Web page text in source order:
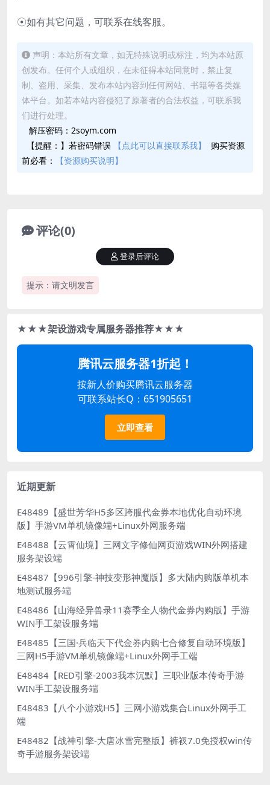
☉如有其它问题，可联系在线客服。
声明：本站所有文章，如无特殊说明或标注，均为本站原
创发布。任何个人或组织，在未征得本站同意时，禁止复
制、盗用、采集、发布本站内容到任何网站、书籍等各类媒
体平台。如若本站内容侵犯了原著者的合法权益，可联系我
们进行处理。
解压密码：2soym.com
【提醒：】若密码错误
【点此可以直接联系我】
购买资源
前必看：
【资源购买说明】
评论(0)
提示：请文明发言
登录后评论
★★★架设游戏专属服务器推荐★★★
腾讯云服务器1折起！
按新人价购买腾讯云服务器
可联系站长Q：651905651
立即查看
近期更新
E48489【盛世芳华H5多区跨服代金券本地优化自动环境
版】手游VM单机镜像端+Linux外网服务端
E48488【云霄仙境】三网文字修仙网页游戏WIN外网搭建
服务架设端
E48487【996引擎-神技变形神魔版】多大陆内购版单机本
地测试服务端
E48486【山海经异兽录11赛季全人物代金券内购版】手游
WIN手工架设服务端
E48485【三国·兵临天下代金券内购七合修复自动环境版】
三网H5手游VM单机镜像端+Linux外网手工端
E48484【RED引擎-2003我本沉默】三职业版本传奇手游
WIN手工架设服务端
E48483【八个小游戏H5】三网小游戏集合Linux外网手工
端
E48482【战神引擎-大唐冰雪完整版】裤衩7.0免授权win传
奇手游服务架设端